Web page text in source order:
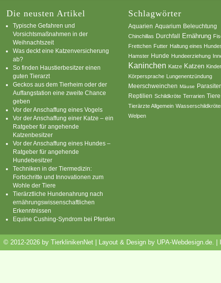
Die neusten Artikel
Typische Gefahren und
Vorsichtsmaßnahmen in der
Weihnachtszeit
Was deckt eine Katzenversicherung
ab?
So finden Haustierbesitzer einen
guten Tierarzt
Geckos aus dem Tierheim oder der
Auffangstation eine zweite Chance
geben
Vor der Anschaffung eines Vogels
Vor der Anschaffung einer Katze – ein
Ratgeber für angehende
Katzenbesitzer
Vor der Anschaffung eines Hundes –
Ratgeber für angehende
Hundebesitzer
Techniken in der Tiermedizin:
Fortschritte und Innovationen zum
Wohle der Tiere
Tierärztliche Hundenahrung nach
ernährungswissenschaftlichen
Erkenntnissen
Equine Cushing-Syndrom bei Pferden
Schlagwörter
Aquarien Aquarium Beleuchtung
Chinchillas Durchfall Ernährung
Frettchen Futter Haltung eines
Hamster Hunde Hundeerziehung
Kaninchen Katze Katzen
Körpersprache Lungenentzündung
Meerschweinchen Mäuse
Reptilien Schildkröte Terrarien Tiere
Tierärzte Allgemein
Welpen
© 2012-2026 by TierklinikenNet | Layout & Design by UPA-Webdesign.de.